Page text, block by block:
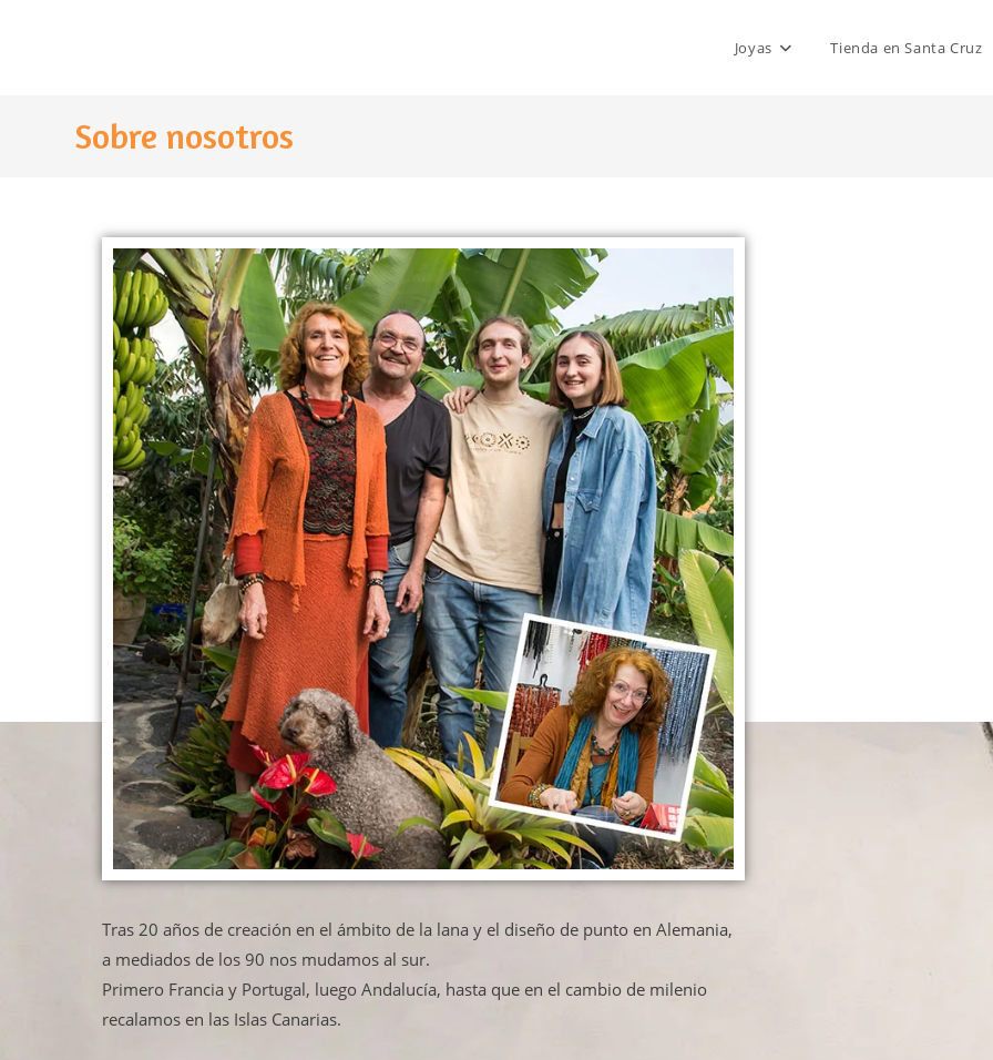
Joyas Tienda en Santa Cruz
Sobre nosotros
Tras 20 años de creación en el ámbito de la lana y el diseño de punto en Alemania,
a mediados de los 90 nos mudamos al sur.
Primero Francia y Portugal, luego Andalucía, hasta que en el cambio de milenio
recalamos en las Islas Canarias.